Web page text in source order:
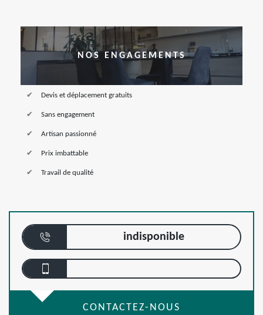
NOS ENGAGEMENTS
Devis et déplacement gratuits
Sans engagement
Artisan passionné
Prix imbattable
Travail de qualité
indisponible
CONTACTEZ-NOUS